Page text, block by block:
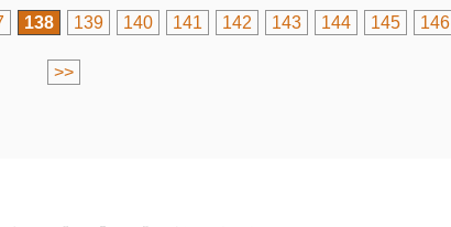
138 139 140 141 142 143 144 145 146
>>